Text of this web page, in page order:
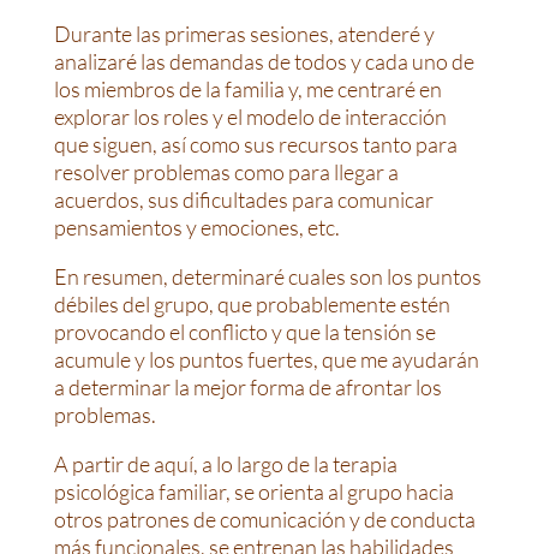
Durante las primeras sesiones, atenderé y
analizaré las demandas de todos y cada uno de
los miembros de la familia y, me centraré en
explorar los roles y el modelo de interacción
que siguen, así como sus recursos tanto para
resolver problemas como para llegar a
acuerdos, sus dificultades para comunicar
pensamientos y emociones, etc.
En resumen, determinaré cuales son los puntos
débiles del grupo, que probablemente estén
provocando el conflicto y que la tensión se
acumule y los puntos fuertes, que me ayudarán
a determinar la mejor forma de afrontar los
problemas.
A partir de aquí, a lo largo de la terapia
psicológica familiar, se orienta al grupo hacia
otros patrones de comunicación y de conducta
más funcionales, se entrenan las habilidades